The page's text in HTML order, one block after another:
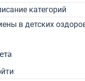
категорий
в детских